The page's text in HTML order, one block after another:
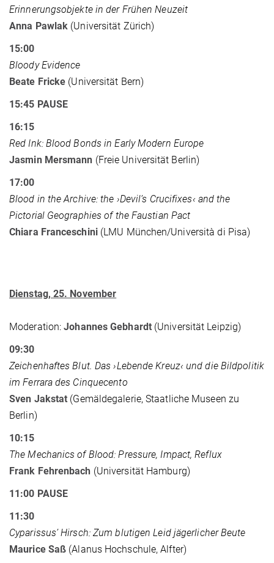
Erinnerungsobjekte in der Frühen Neuzeit
Anna Pawlak (Universität Zürich)
15:00
Bloody Evidence
Beate Fricke (Universität Bern)
15:45 PAUSE
16:15
Red Ink: Blood Bonds in Early Modern Europe
Jasmin Mersmann (Freie Universität Berlin)
17:00
Blood in the Archive: the ›Devil’s Crucifixes‹ and the
Pictorial Geographies of the Faustian Pact
Chiara Franceschini (LMU München/Università di Pisa)
Dienstag, 25. November
Moderation:Johannes Gebhardt(Universität Leipzig)
09:30
Zeichenhaftes Blut. Das ›Lebende Kreuz‹ und die Bildpolitik
im Ferrara des Cinquecento
Sven Jakstat (Gemäldegalerie, Staatliche Museen zu
Berlin)
10:15
The Mechanics of Blood: Pressure, Impact, Reflux
Frank Fehrenbach (Universität Hamburg)
11:00 PAUSE
11:30
Cyparissus’ Hirsch: Zum blutigen Leid jägerlicher Beute
Maurice Saß (Alanus Hochschule, Alfter)